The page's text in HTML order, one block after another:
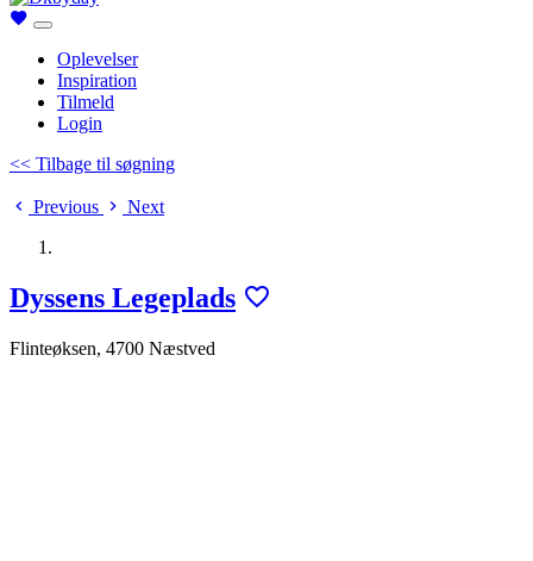
Oplevelser
Inspiration
Tilmeld
Login
<< Tilbage til søgning
Previous Next
Dyssens Legeplads
Flinteøksen, 4700 Næstved